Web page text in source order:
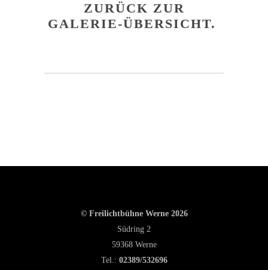
ZURÜCK ZUR
GALERIE-ÜBERSICHT.
© Freilichtbühne Werne 2026
Südring 2
59368 Werne
Tel.: 02389/532696